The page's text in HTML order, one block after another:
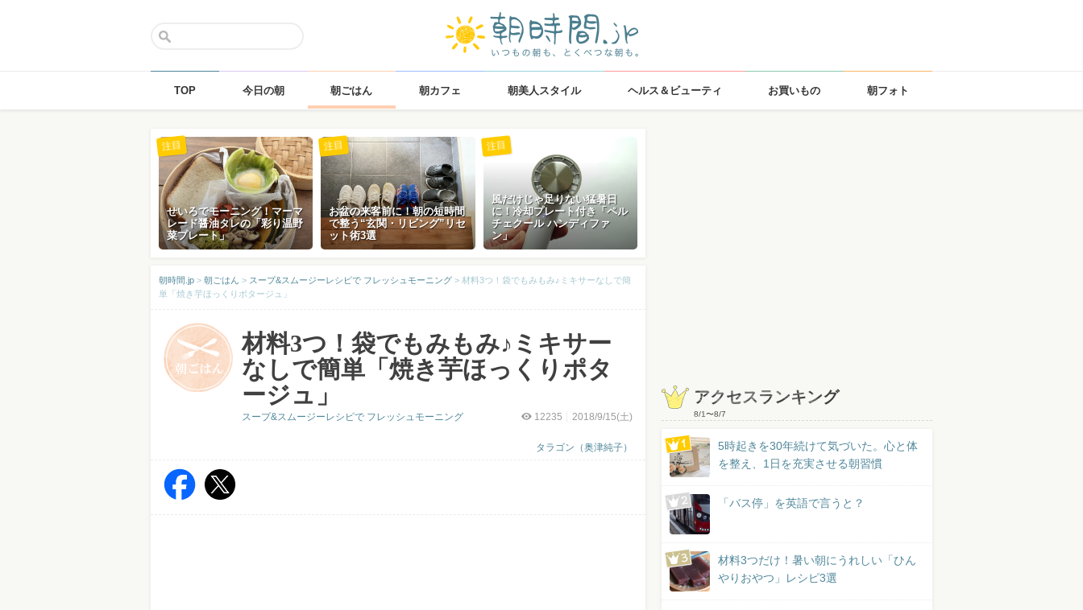
TOP 今日の朝 朝ごはん 朝カフェ 朝美人スタイル ヘルス＆ビューティ お買いもの 朝フォト
せいろでモーニング！マーマ
レード醤油タレの「彩り温野
菜プレート」
注目
お盆の来客前に！朝の短時間
で整う“玄関・リビング”リセ
ット術3選
注目
風だけじゃ足りない猛暑日
に！冷却プレート付き「ペル
チェクール ハンディファ
ン」
注目
朝時間.jp > 朝ごはん > スープ&スムージーレシピで フレッシュモーニング > 材料3つ！袋でもみもみ♪ミキサーなしで簡
単「焼き芋ほっくりポタージュ」
材料3つ！袋でもみもみ♪ミキサー
なしで簡単「焼き芋ほっくりポタ
ージュ」
12235 2018/9/15(土)
タラゴン（奥津純子）
スープ&スムージーレシピで フレッシュモーニング
アクセスランキング
8/1〜8/7
5時起きを30年続けて気づいた。心と体
を整え、1日を充実させる朝習慣
「バス停」を英語で言うと？
材料3つだけ！暑い朝にうれしい「ひん
やりおやつ」レシピ3選